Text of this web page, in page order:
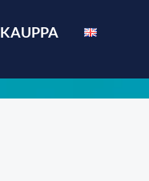
KAUPPA